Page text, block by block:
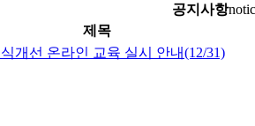
공지사항
제목
개선 온라인 교육 실시 안내(12/31)